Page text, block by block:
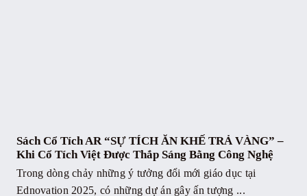
Sách Cổ Tích AR “SỰ TÍCH ĂN KHẾ TRẢ VÀNG” –
Khi Cổ Tích Việt Được Thắp Sáng Bằng Công Nghệ
Trong dòng chảy những ý tưởng đổi mới giáo dục tại
Ednovation 2025, có những dự án gây ấn tượng ...